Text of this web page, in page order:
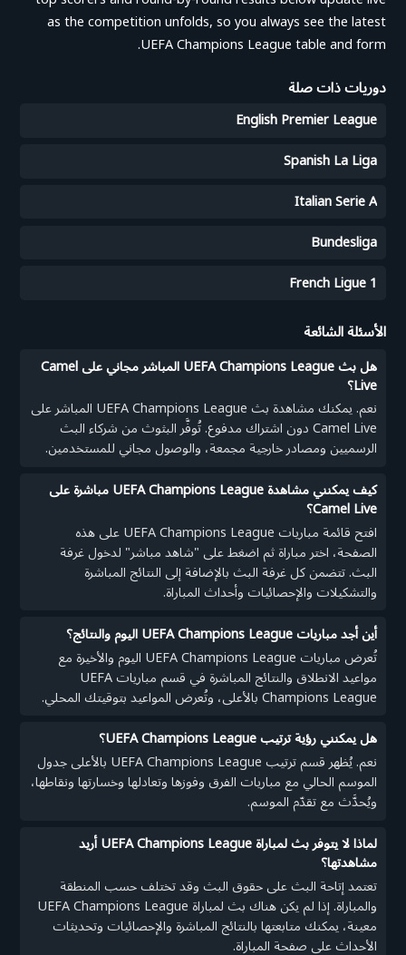
as the competition unfolds, so you always see the latest
UEFA Champions League table and form.
دوريات ذات صلة
English Premier League
Spanish La Liga
Italian Serie A
Bundesliga
French Ligue 1
الأسئلة الشائعة
هل بث UEFA Champions League المباشر مجاني على Camel
Live؟
نعم. يمكنك مشاهدة بث UEFA Champions League المباشر على
Camel Live دون اشتراك مدفوع. تُوفَّر البثوث من شركاء البث
الرسميين ومصادر خارجية مجمعة، والوصول مجاني للمستخدمين.
كيف يمكنني مشاهدة UEFA Champions League مباشرة على
Camel Live؟
افتح قائمة مباريات UEFA Champions League على هذه
الصفحة، اختر مباراة ثم اضغط على "شاهد مباشر" لدخول غرفة
البث. تتضمن كل غرفة البث بالإضافة إلى النتائج المباشرة
والتشكيلات والإحصائيات وأحداث المباراة.
أين أجد مباريات UEFA Champions League اليوم والنتائج؟
تُعرض مباريات UEFA Champions League اليوم والأخيرة مع
مواعيد الانطلاق والنتائج المباشرة في قسم مباريات UEFA
Champions League بالأعلى، وتُعرض المواعيد بتوقيتك المحلي.
هل يمكنني رؤية ترتيب UEFA Champions League؟
نعم. يُظهر قسم ترتيب UEFA Champions League بالأعلى جدول
الموسم الحالي مع مباريات الفرق وفوزها وتعادلها وخسارتها ونقاطها،
ويُحدَّث مع تقدّم الموسم.
لماذا لا يتوفر بث لمباراة UEFA Champions League أريد
مشاهدتها؟
تعتمد إتاحة البث على حقوق البث وقد تختلف حسب المنطقة
والمباراة. إذا لم يكن هناك بث لمباراة UEFA Champions League
معينة، يمكنك متابعتها بالنتائج المباشرة والإحصائيات وتحديثات
الأحداث على صفحة المباراة.